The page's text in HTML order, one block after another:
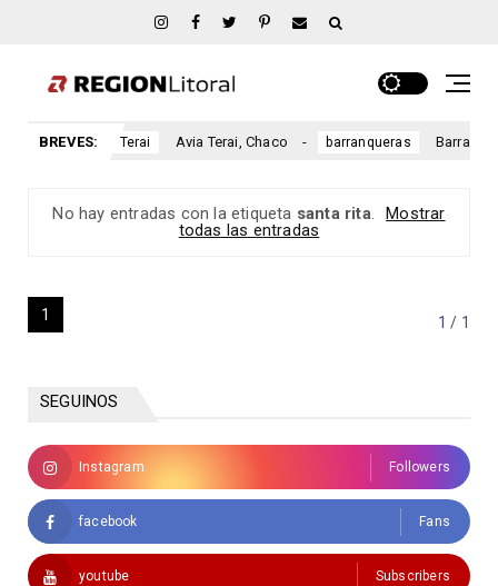
BREVES:
Avia Terai Avia Terai, Chaco barranqueras
No hay entradas con la etiqueta santa rita.
Mostrar
todas las entradas
1 / 1
1
SEGUINOS
Instagram Followers
facebook Fans
youtube Subscribers